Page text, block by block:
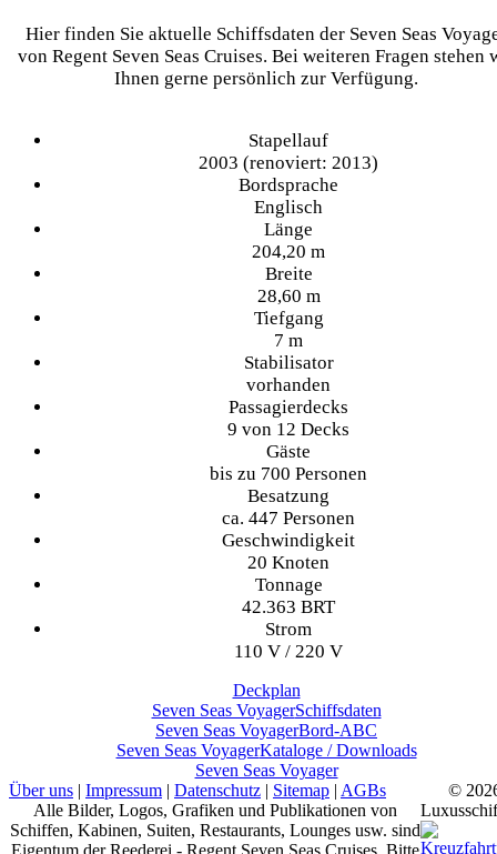
Hier finden Sie aktuelle Schiffsdaten der Seven Seas
von Regent Seven Seas Cruises. Bei weiteren Fragen stehen
Ihnen gerne persönlich zur Verfügung.
Stapellauf
2003 (renoviert: 2013)
Bordsprache
Englisch
Länge
204,20 m
Breite
28,60 m
Tiefgang
7 m
Stabilisator
vorhanden
Passagierdecks
9 von 12 Decks
Gäste
bis zu 700 Personen
Besatzung
ca. 447 Personen
Geschwindigkeit
20 Knoten
Tonnage
42.363 BRT
Strom
110 V / 220 V
Deckplan
Seven Seas VoyagerSchiffsdaten
Seven Seas VoyagerBord-ABC
Seven Seas VoyagerKataloge / Downloads
Seven Seas Voyager
Über uns | Impressum | Datenschutz | Sitemap | AGBs
Alle Bilder, Logos, Grafiken und Publikationen von
Schiffen, Kabinen, Suiten, Restaurants, Lounges usw. sind
Eigentum der Reederei - Regent Seven Seas Cruises. Bitte
©